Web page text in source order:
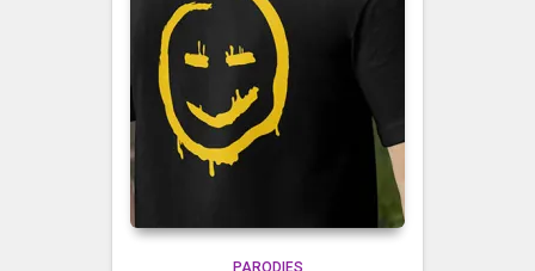
PARODIES